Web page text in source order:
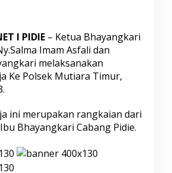
a
r
i
C
a
b
n
g
d
I PIDIE – Ketua Bhayangkari
Imam Asfali dan
melaksanakan
Ke Polsek Mutiara Timur,
ini merupakan rangkaian dari
Bhayangkari Cabang Pidie.